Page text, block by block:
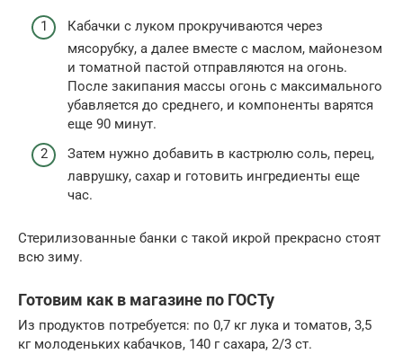
Кабачки с луком прокручиваются через
мясорубку, а далее вместе с маслом, майонезом
и томатной пастой отправляются на огонь.
После закипания массы огонь с максимального
убавляется до среднего, и компоненты варятся
еще 90 минут.
Затем нужно добавить в кастрюлю соль, перец,
лаврушку, сахар и готовить ингредиенты еще
час.
Стерилизованные банки с такой икрой прекрасно стоят
всю зиму.
Готовим как в магазине по ГОСТу
Из продуктов потребуется: по 0,7 кг лука и томатов, 3,5
кг молоденьких кабачков, 140 г сахара, 2/3 ст.